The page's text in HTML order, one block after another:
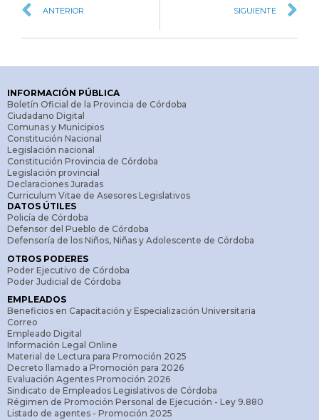
ANTERIOR SIGUIENTE
INFORMACIÓN PÚBLICA
Boletín Oficial de la Provincia de Córdoba
Ciudadano Digital
Comunas y Municipios
Constitución Nacional
Legislación nacional
Constitución Provincia de Córdoba
Legislación provincial
Declaraciones Juradas
Curriculum Vitae de Asesores Legislativos
DATOS ÚTILES
Policía de Córdoba
Defensor del Pueblo de Córdoba
Defensoría de los Niños, Niñas y Adolescente de Córdoba
OTROS PODERES
Poder Ejecutivo de Córdoba
Poder Judicial de Córdoba
EMPLEADOS
Beneficios en Capacitación y Especialización Universitaria
Correo
Empleado Digital
Información Legal Online
Material de Lectura para Promoción 2025
Decreto llamado a Promoción para 2026
Evaluación Agentes Promoción 2026
Sindicato de Empleados Legislativos de Córdoba
Régimen de Promoción Personal de Ejecución - Ley 9.880
Listado de agentes - Promoción 2025